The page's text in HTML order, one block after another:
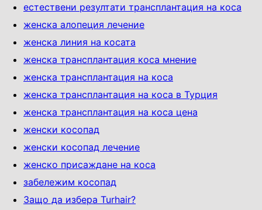
естествени резултати трансплантация на коса
женска алопеция лечение
женска линия на косата
женска трансплантация коса мнение
женска трансплантация на коса
женска трансплантация на коса в Турция
женска трансплантация на коса цена
женски косопад
женски косопад лечение
женско присаждане на коса
забележим косопад
Защо да избера Turhair?